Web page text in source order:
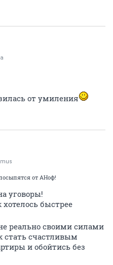
от умиления
от АНоф!
уговоры!
быстрее
реально своими силами
счастливым
и обойтись без